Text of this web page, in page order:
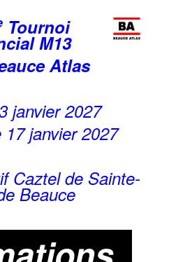
Tournoi
M13
Atlas
janvier 2027
janvier 2027
Caztel de Sainte-
Beauce